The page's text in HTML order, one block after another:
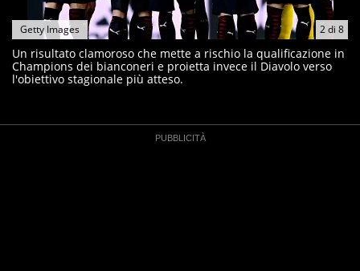
2di 8
Getty Images
Un risultato clamoroso che mette a rischio la qualificazione in
Champions dei bianconeri e proietta invece il Diavolo verso
l'obiettivo stagionale più atteso.